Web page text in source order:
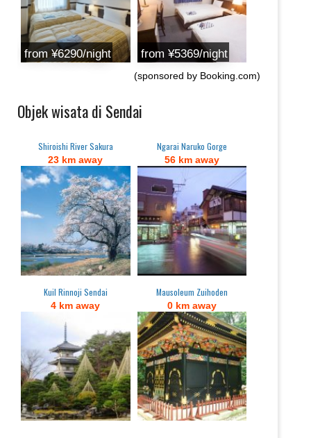
from ¥6290/night from ¥5369/night
(sponsored by Booking.com)
Objek wisata di Sendai
Shiroishi River Sakura
23 km away
Ngarai Naruko Gorge
56 km away
Kuil Rinnoji Sendai
4 km away
Mausoleum Zuihoden
0 km away